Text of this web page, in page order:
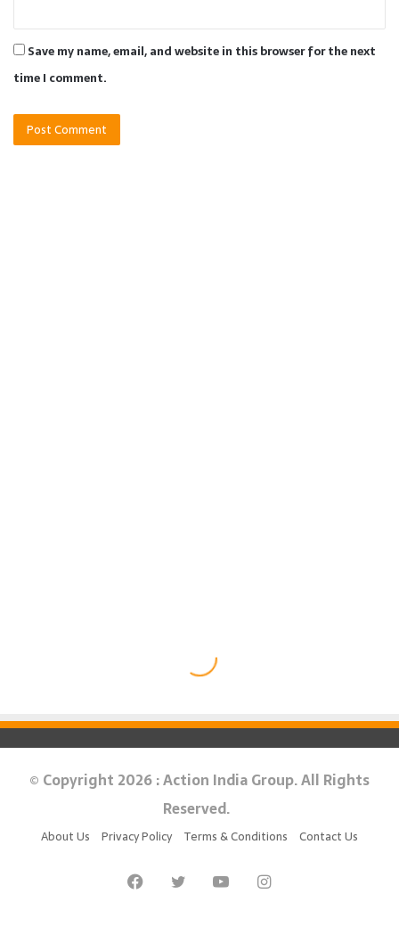
© Copyright 2026 : Action India Group. All Rights
Reserved.
About Us Privacy Policy Terms & Conditions Contact Us
FacebookTwitter YouTubeInstagram